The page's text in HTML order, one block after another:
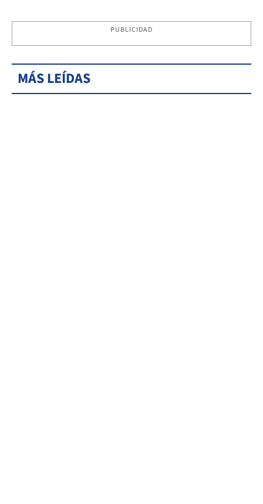
PUBLICIDAD
MÁS LEÍDAS